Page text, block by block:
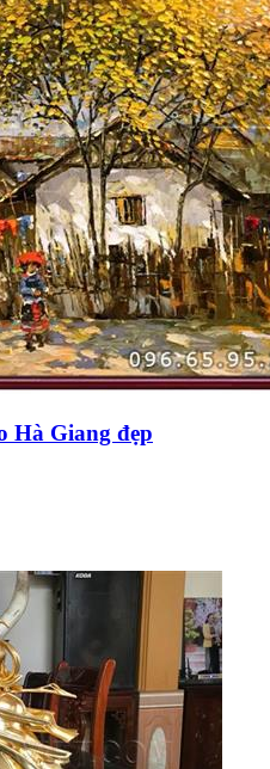
Hà Giang đẹp